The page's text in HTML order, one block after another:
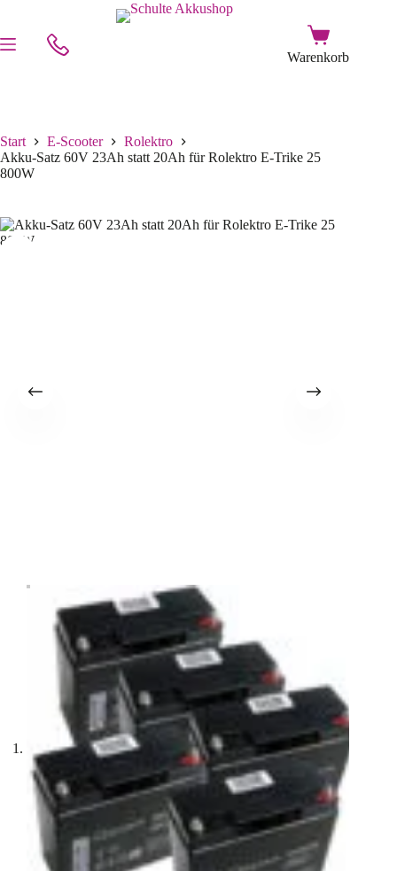
Start E-Scooter
Rolektro
Akku-Satz 60V 23Ah statt 20Ah für Rolektro E-Trike 25
800W